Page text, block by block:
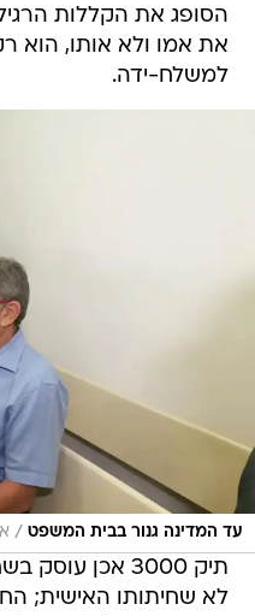
הסופג את הקללות
את אמו ולא אותו, הוא
למשלח-ידה.
עד המדינה גנור בבית המשפט /
תיק 3000 אכן
לא שחיתותו האישית;